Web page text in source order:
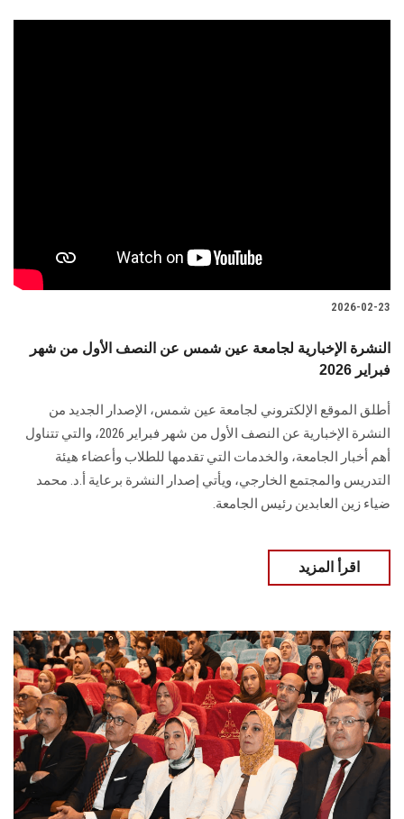
2026-02-23
النشرة الإخبارية لجامعة عين شمس عن النصف الأول من شهر
فبراير 2026
أطلق الموقع الإلكتروني لجامعة عين شمس، الإصدار الجديد من
النشرة الإخبارية عن النصف الأول من شهر فبراير 2026، والتي تتناول
أهم أخبار الجامعة، والخدمات التي تقدمها للطلاب وأعضاء هيئة
التدريس والمجتمع الخارجي، ويأتي إصدار النشرة برعاية أ.د. محمد
ضياء زين العابدين رئيس الجامعة.
اقرأ المزيد